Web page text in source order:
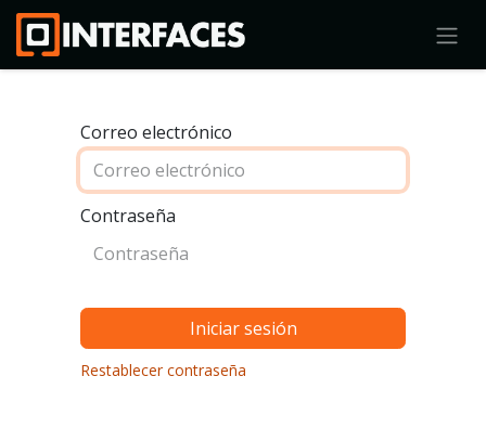
Correo electrónico
Contraseña
Iniciar sesión
Restablecer contraseña